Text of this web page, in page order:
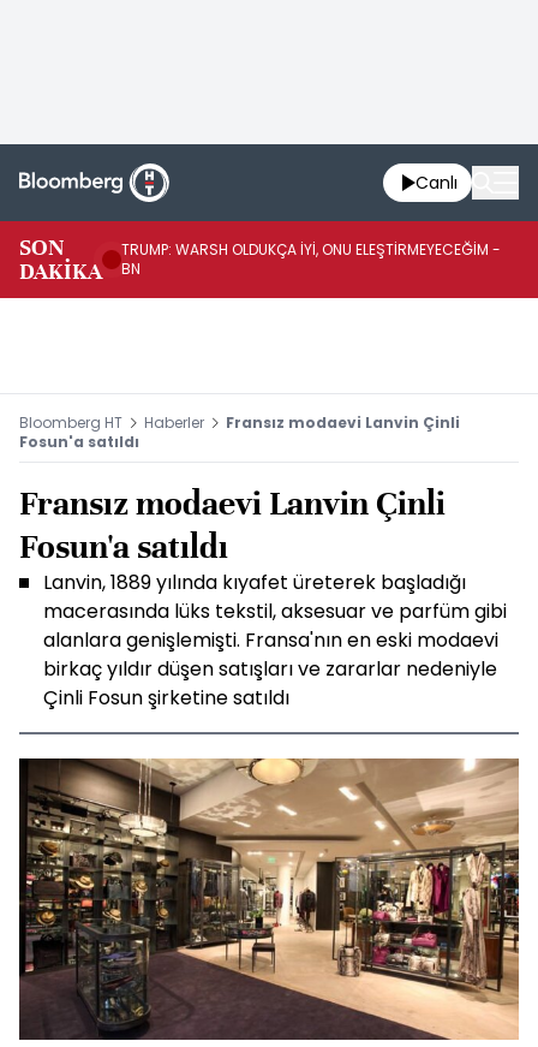
Canlı
SON
DAKİKA
TRUMP: WARSH OLDUKÇA İYİ, ONU ELEŞTİRMEYECEĞİM -
BN
Bloomberg HT Haberler
Fransız modaevi Lanvin Çinli
Fosun'a satıldı
Fransız modaevi Lanvin Çinli
Fosun'a satıldı
Lanvin, 1889 yılında kıyafet üreterek başladığı
macerasında lüks tekstil, aksesuar ve parfüm gibi
alanlara genişlemişti. Fransa'nın en eski modaevi
birkaç yıldır düşen satışları ve zararlar nedeniyle
Çinli Fosun şirketine satıldı